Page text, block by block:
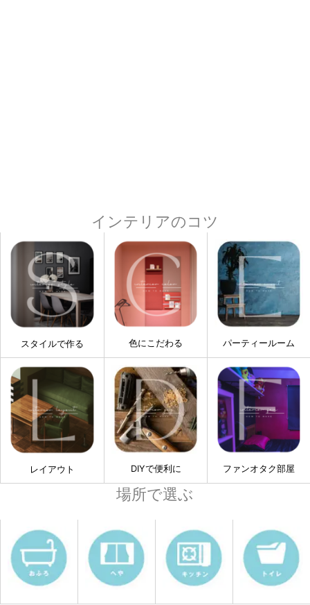
インテリアのコツ
スタイルで作る 色にこだわる パーティールーム
レイアウト DIYで便利に ファンオタク部屋
場所で選ぶ